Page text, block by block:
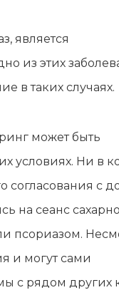
является
из этих
в таких случаях.
может быть
условиях. Ни в
согласования с
на сеанс
псориазом.
и могут сами
с рядом других